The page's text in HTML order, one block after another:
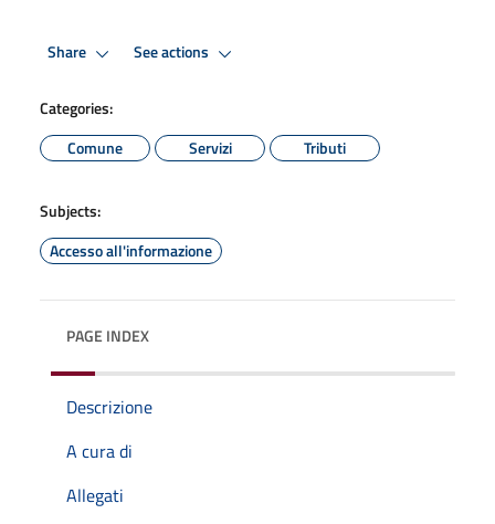
Share See actions
Categories:
Comune
Servizi Tributi
Subjects:
Accesso all'informazione
PAGE INDEX
Descrizione
A cura di
Allegati